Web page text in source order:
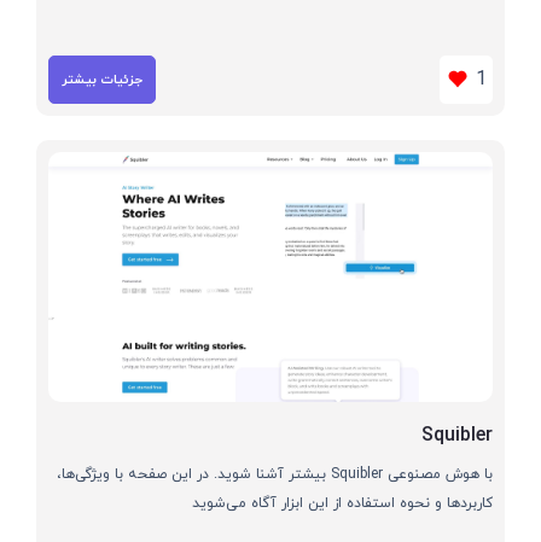
1 جزئیات بیشتر
Squibler
با هوش مصنوعی Squibler بیشتر آشنا شوید. در این صفحه با ویژگی‌ها،
کاربردها و نحوه استفاده از این ابزار آگاه می‌شوید